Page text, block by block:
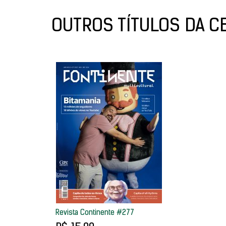
OUTROS TÍTULOS DA
Revista Continente #277